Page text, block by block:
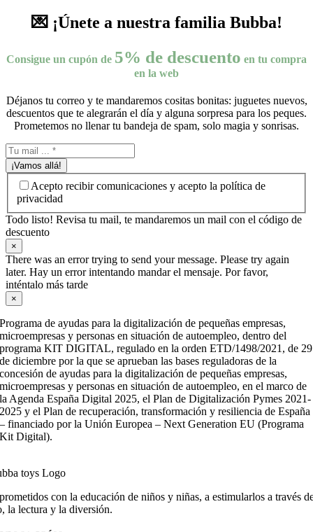
💌 ¡Únete a nuestra familia Bubba!
Consigue un cupón de 5% de descuento en tu compra
en la web
Déjanos tu correo y te mandaremos cositas bonitas: juguetes nuevos,
descuentos que te alegrarán el día y alguna sorpresa para los peques.
Prometemos no llenar tu bandeja de spam, solo magia y sonrisas.
¡Vamos allá!
Acepto recibir comunicaciones y acepto la política de
privacidad
Todo listo! Revisa tu mail, te mandaremos un mail con el código de
descuento
×
There was an error trying to send your message. Please try again
later. Hay un error intentando mandar el mensaje. Por favor,
inténtalo más tarde
×
Programa de ayudas para la digitalización de pequeñas empresas,
microempresas y personas en situación de autoempleo, dentro del
programa KIT DIGITAL, regulado en la orden ETD/1498/2021, de 29
de diciembre por la que se aprueban las bases reguladoras de la
concesión de ayudas para la digitalización de pequeñas empresas,
microempresas y personas en situación de autoempleo, en el marco de
la Agenda España Digital 2025, el Plan de Digitalización Pymes 2021-
2025 y el Plan de recuperación, transformación y resiliencia de España
– financiado por la Unión Europea – Next Generation EU (Programa
Kit Digital).
con la educación de niños y niñas, a estimularlos a través
la lectura y la diversión.